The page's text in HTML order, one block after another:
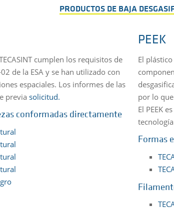
PRODUCTOS DE BAJA
cumplen los requisitos de
de la ESA y se han utilizado con
espaciales. Los informes de las
previa solicitud.
conformadas directamente
PEEK
El
por lo
El PEEK
Formas